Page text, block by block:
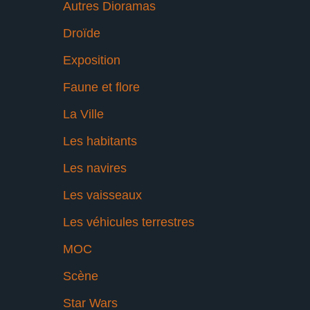
Autres Dioramas
Droïde
Exposition
Faune et flore
La Ville
Les habitants
Les navires
Les vaisseaux
Les véhicules terrestres
MOC
Scène
Star Wars